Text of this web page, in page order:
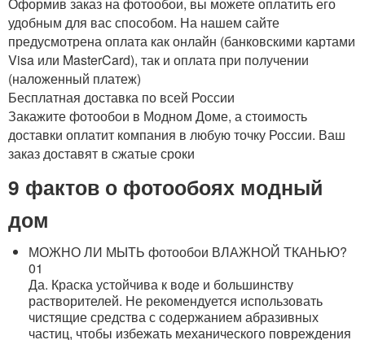
удобным для вас способом. На нашем сайте
предусмотрена оплата как онлайн (банковскими картами
Visa или MasterCard), так и оплата при получении
(наложенный платеж)
Бесплатная доставка по всей России
Закажите фотообои в Модном Доме, а стоимость
доставки оплатит компания в любую точку России. Ваш
заказ доставят в сжатые сроки
9 фактов о фотообоях модный
дом
МОЖНО ЛИ МЫТЬ фотообои ВЛАЖНОЙ ТКАНЬЮ?
01
Да. Краска устойчива к воде и большинству
растворителей. Не рекомендуется использовать
чистящие средства с содержанием абразивных
частиц, чтобы избежать механического повреждения